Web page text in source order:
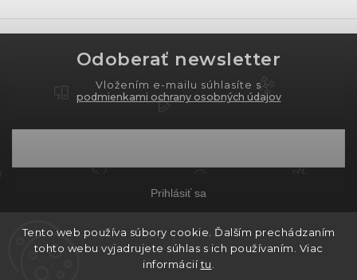
Tento web používa súbory cookie. Ďalším prechádzaním
tohto webu vyjadrujete súhlas s ich používaním. Viac
informáciítu
Odoberať newsletter
Vložením e-mailu súhlasíte s
podmienkami ochrany osobných údajov
Prihlásiť sa
Copyright 2026PROXIMA.store